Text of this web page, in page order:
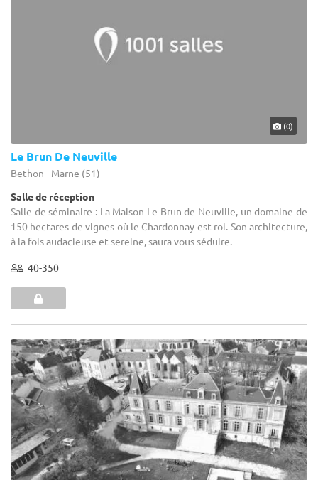
(0)
Le Brun De Neuville
Bethon - Marne (51)
Salle de réception
Salle de séminaire : La Maison Le Brun de Neuville, un domaine de
150 hectares de vignes où le Chardonnay est roi. Son architecture,
à la fois audacieuse et sereine, saura vous séduire.
40-350